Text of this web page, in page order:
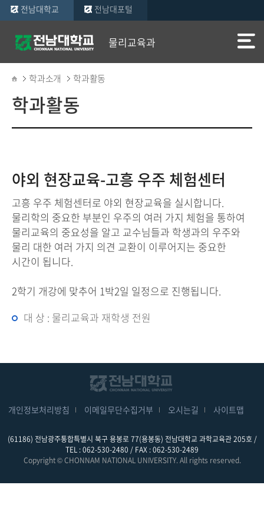
전남대학교 전남대포털
물리교육과
학과소개 학과활동
학과활동
야외 현장교육-고흥 우주 체험센터
고흥 우주 체험센터로 야외 현장교육을 실시합니다.
물리학의 중요한 부분인 우주의 여러 가지 체험을 통하여
물리교육의 중요성을 알고 교수님들과 학생과의 우주와
물리 대한 여러 가지 의견 교환이 이루어지는 중요한
시간이 됩니다.
2학기 개강에 맞추어 1박2일 일정으로 진행됩니다.
대 상 : 물리교육과 재학생 전원
개인정보처리방침 이메일무단수집거부 오시는길 사이트맵
(61186) 전남광주통합특별시 북구 용봉로 77(용봉동) 전남대학교 과학교육관 205호 /
TEL : 062-530-2480 / FAX : 062-530-2489
Copyright © CHONNAM NATIONAL UNIVERSITY. All rights reserved.